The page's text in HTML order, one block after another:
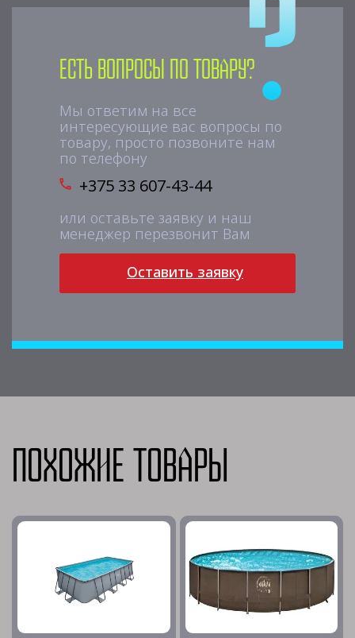
Есть вопросы по товару?
Мы ответим на все
интересующие вас вопросы по
товару, просто позвоните нам
по телефону
+375 33 607-43-44
или оставьте заявку и наш
менеджер перезвонит Вам
Оставить заявку
Похожие товары